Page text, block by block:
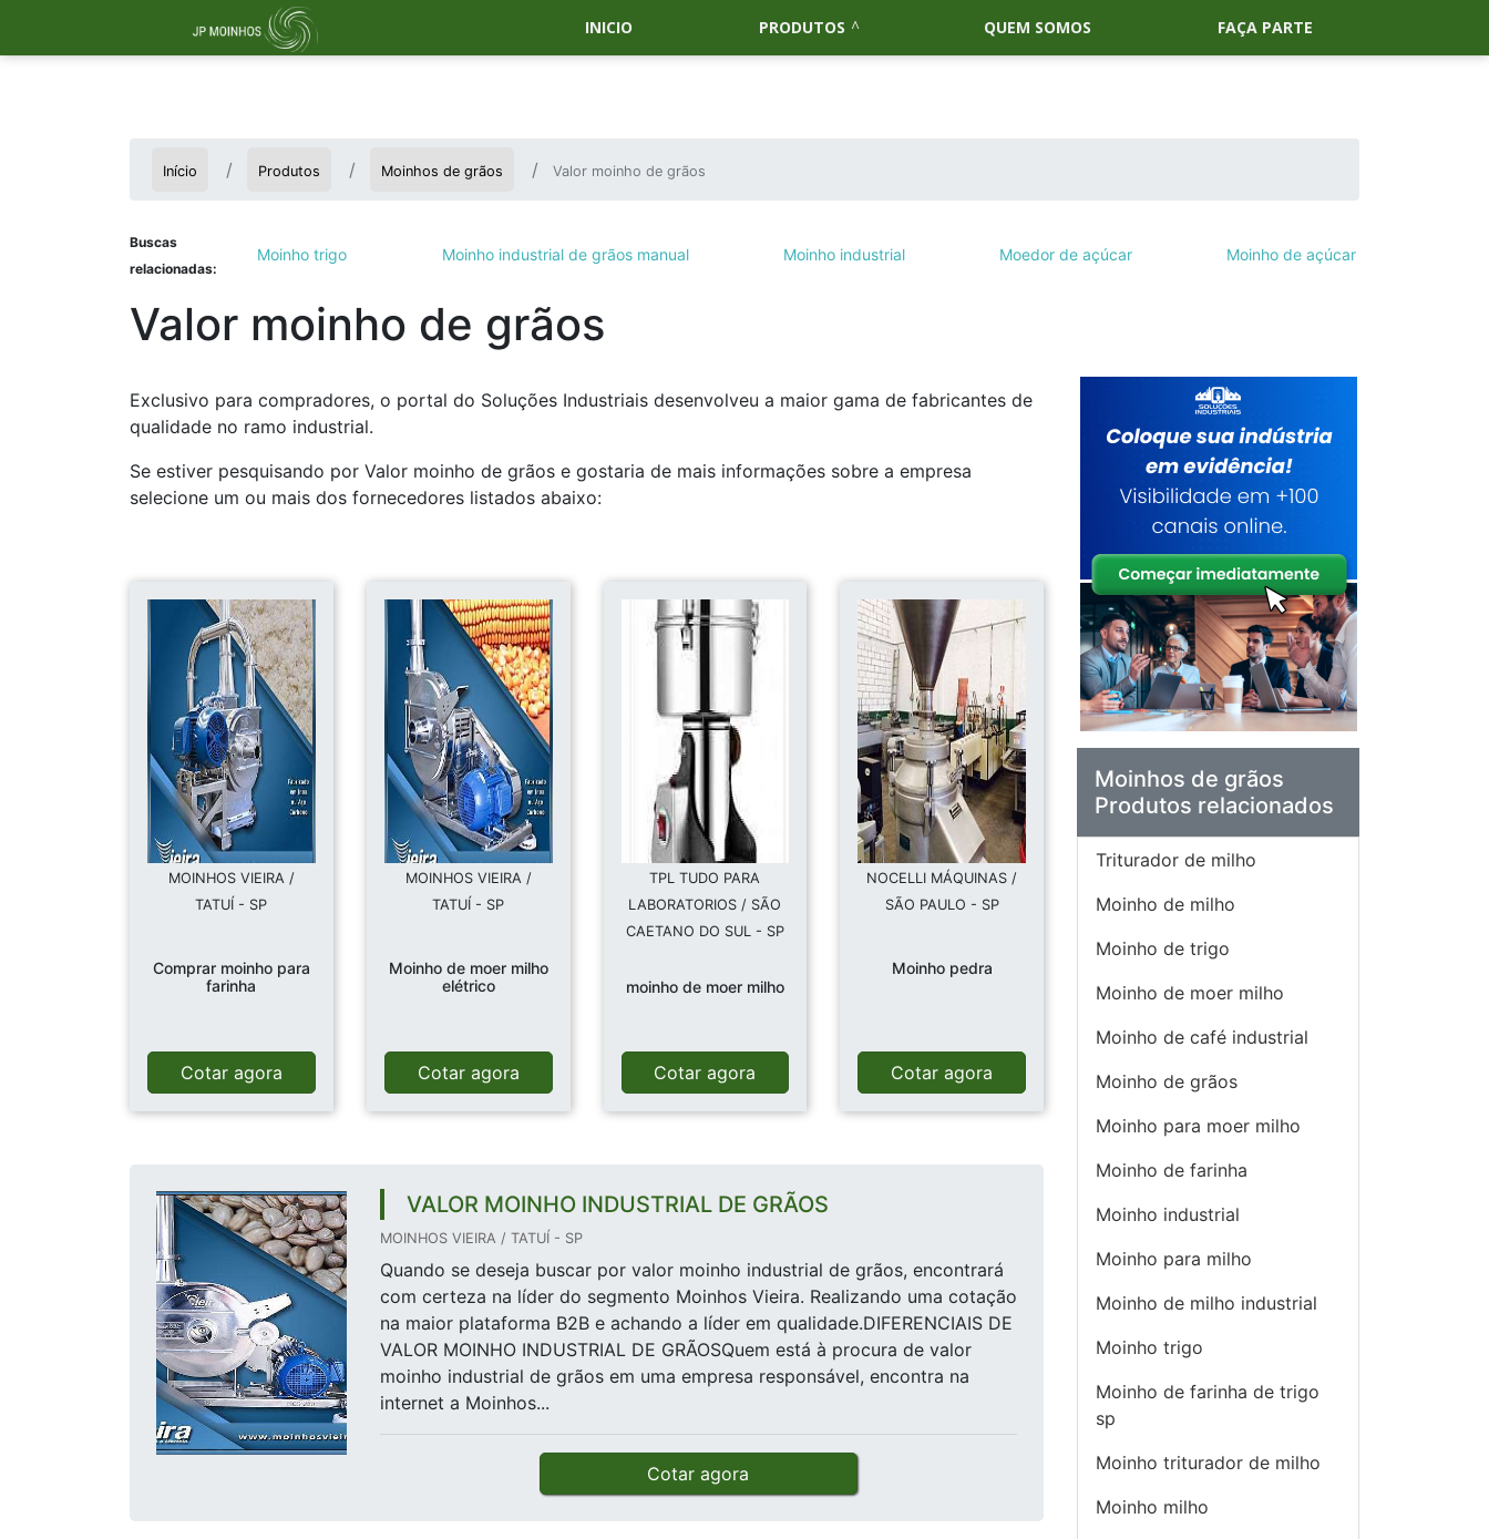
INICIO PRODUTOS QUEM SOMOS FAÇA PARTE
Início Produtos Moinhos de grãos Valor moinho de grãos
Buscas
relacionadas:
Moinho trigo Moinho industrial de grãos manual Moinho industrial Moedor de açúcar Moinho de açúcar
Valor moinho de grãos
Exclusivo para compradores, o portal do Soluções Industriais desenvolveu a maior gama de fabricantes de
qualidade no ramo industrial.
Se estiver pesquisando por Valor moinho de grãos e gostaria de mais informações sobre a empresa
selecione um ou mais dos fornecedores listados abaixo:
MOINHOS VIEIRA /
TATUÍ - SP
Comprar moinho para
farinha
Cotar agora
MOINHOS VIEIRA /
TATUÍ - SP
Moinho de moer milho
elétrico
Cotar agora
TPL TUDO PARA
LABORATORIOS / SÃO
CAETANO DO SUL - SP
moinho de moer milho
Cotar agora
NOCELLI MÁQUINAS /
SÃO PAULO - SP
Moinho pedra
Cotar agora
VALOR MOINHO INDUSTRIAL DE GRÃOS
MOINHOS VIEIRA / TATUÍ - SP
Quando se deseja buscar por valor moinho industrial de grãos, encontrará
com certeza na líder do segmento Moinhos Vieira. Realizando uma cotação
na maior plataforma B2B e achando a líder em qualidade.DIFERENCIAIS DE
VALOR MOINHO INDUSTRIAL DE GRÃOSQuem está à procura de valor
moinho industrial de grãos em uma empresa responsável, encontra na
internet a Moinhos...
Cotar agora
Moinhos de grãos
Produtos relacionados
Triturador de milho
Moinho de milho
Moinho de trigo
Moinho de moer milho
Moinho de café industrial
Moinho de grãos
Moinho para moer milho
Moinho de farinha
Moinho industrial
Moinho para milho
Moinho de milho industrial
Moinho trigo
Moinho de farinha de trigo
sp
Moinho triturador de milho
Moinho milho